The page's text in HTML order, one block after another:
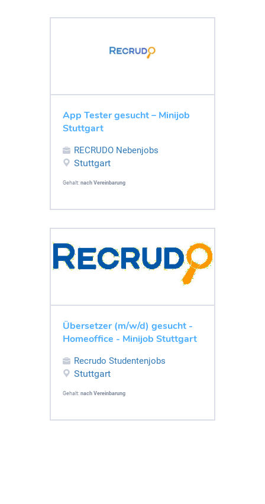
App Tester gesucht – Minijob
Stuttgart
RECRUDO Nebenjobs
Stuttgart
Gehalt: nach Vereinbarung
Übersetzer (m/w/d) gesucht -
Homeoffice - Minijob Stuttgart
Recrudo Studentenjobs
Stuttgart
Gehalt: nach Vereinbarung